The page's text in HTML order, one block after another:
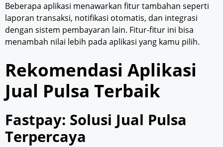
Beberapa aplikasi menawarkan fitur tambahan seperti
laporan transaksi, notifikasi otomatis, dan integrasi
dengan sistem pembayaran lain. Fitur-fitur ini bisa
menambah nilai lebih pada aplikasi yang kamu pilih.
Rekomendasi Aplikasi
Jual Pulsa Terbaik
Fastpay: Solusi Jual Pulsa
Terpercaya